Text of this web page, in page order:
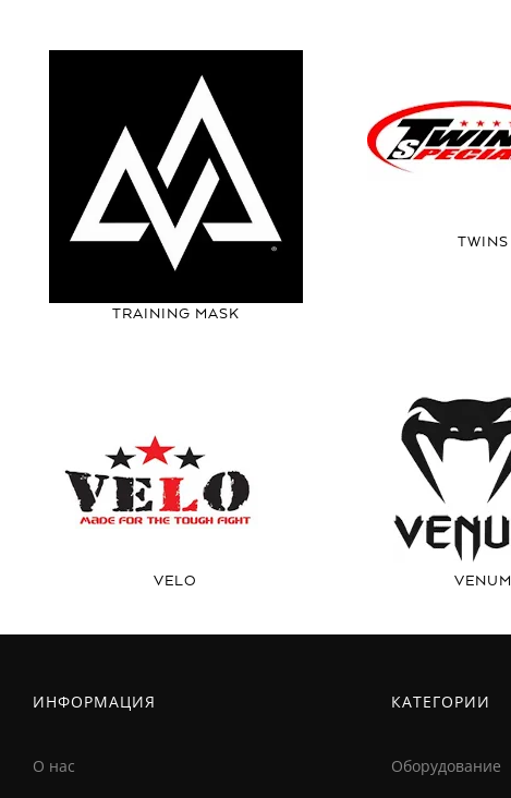
TRAINING MASK
TWINS
VELO VENUM
ИНФОРМАЦИЯ
О нас
КАТЕГОРИИ
Оборудование